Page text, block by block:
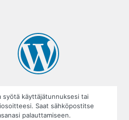
syötä käyttäjätunnuksesi tai
Saat sähköpostitse
palauttamiseen.